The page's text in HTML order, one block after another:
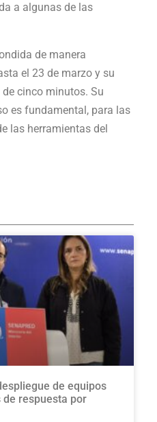
a algunas de las
de manera
el 23 de marzo y su
cinco minutos. Su
es fundamental, para las
las herramientas del
de equipos
respuesta por